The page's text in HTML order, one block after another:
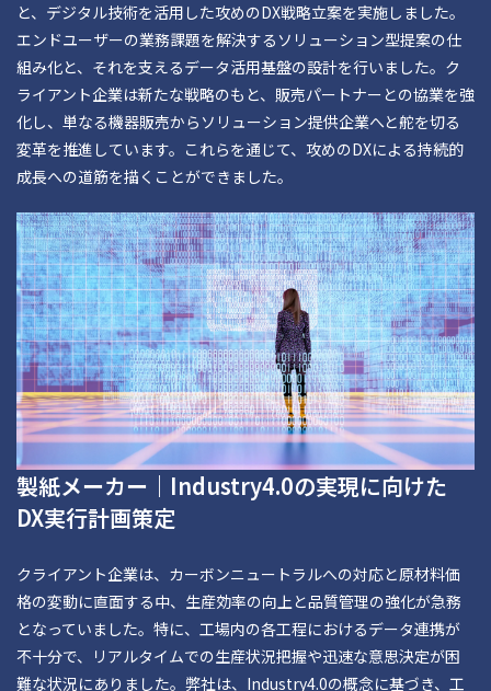
と、デジタル技術を活用した攻めのDX戦略立案を実施しました。
エンドユーザーの業務課題を解決するソリューション型提案の仕
組み化と、それを支えるデータ活用基盤の設計を行いました。ク
ライアント企業は新たな戦略のもと、販売パートナーとの協業を強
化し、単なる機器販売からソリューション提供企業へと舵を切る
変革を推進しています。これらを通じて、攻めのDXによる持続的
成長への道筋を描くことができました。
製紙メーカー｜Industry4.0の実現に向けた
DX実行計画策定
クライアント企業は、カーボンニュートラルへの対応と原材料価
格の変動に直面する中、生産効率の向上と品質管理の強化が急務
となっていました。特に、工場内の各工程におけるデータ連携が
不十分で、リアルタイムでの生産状況把握や迅速な意思決定が困
難な状況にありました。弊社は、Industry4.0の概念に基づき、工